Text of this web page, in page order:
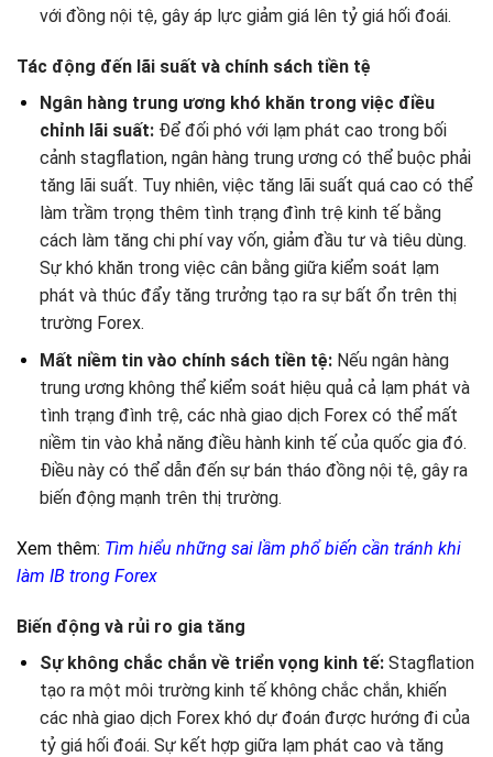
với đồng nội tệ, gây áp lực giảm giá lên tỷ giá hối đoái.
Tác động đến lãi suất và chính sách tiền tệ
Ngân hàng trung ương khó khăn trong việc điều
chỉnh lãi suất:Để đối phó với lạm phát cao trong bối
cảnh stagflation, ngân hàng trung ương có thể buộc phải
tăng lãi suất. Tuy nhiên, việc tăng lãi suất quá cao có thể
làm trầm trọng thêm tình trạng đình trệ kinh tế bằng
cách làm tăng chi phí vay vốn, giảm đầu tư và tiêu dùng.
Sự khó khăn trong việc cân bằng giữa kiểm soát lạm
phát và thúc đẩy tăng trưởng tạo ra sự bất ổn trên thị
trường Forex.
Mất niềm tin vào chính sách tiền tệ:Nếu ngân hàng
trung ương không thể kiểm soát hiệu quả cả lạm phát và
tình trạng đình trệ, các nhà giao dịch Forex có thể mất
niềm tin vào khả năng điều hành kinh tế của quốc gia đó.
Điều này có thể dẫn đến sự bán tháo đồng nội tệ, gây ra
biến động mạnh trên thị trường.
Xem thêm: Tìm hiểu những sai lầm phổ biến cần tránh khi
làm IB trong Forex
Biến động và rủi ro gia tăng
Sự không chắc chắn về triển vọng kinh tế:Stagflation
tạo ra một môi trường kinh tế không chắc chắn, khiến
các nhà giao dịch Forex khó dự đoán được hướng đi của
tỷ giá hối đoái. Sự kết hợp giữa lạm phát cao và tăng